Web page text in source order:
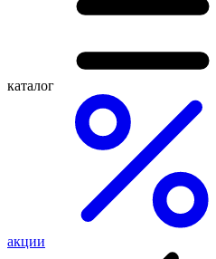
каталог
акции